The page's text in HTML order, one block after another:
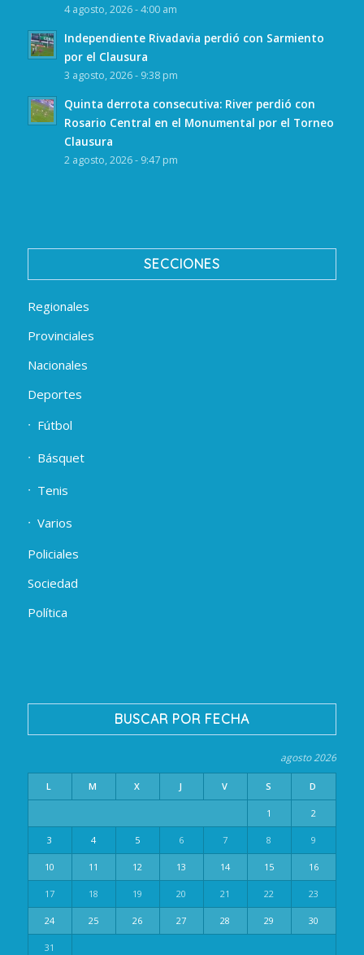
4 agosto, 2026 - 4:00 am
Independiente Rivadavia perdió con Sarmiento
por el Clausura
3 agosto, 2026 - 9:38 pm
Quinta derrota consecutiva: River perdió con
Rosario Central en el Monumental por el Torneo
Clausura
2 agosto, 2026 - 9:47 pm
SECCIONES
Regionales
Provinciales
Nacionales
Deportes
Fútbol
Básquet
Tenis
Varios
Policiales
Sociedad
Política
BUSCAR POR FECHA
agosto 2026
L M X J V S D
1 2
3 4 5 6 7 8 9
10 11 12 13 14 15 16
17 18 19 20 21 22 23
24 25 26 27 28 29 30
31